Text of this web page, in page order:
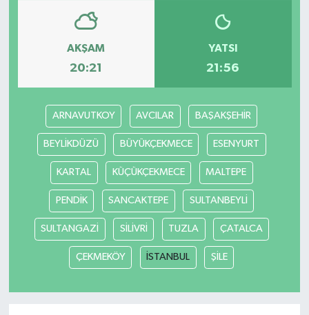
AKŞAM
20:21
YATSI
21:56
ARNAVUTKOY AVCILAR BAŞAKŞEHİR
BEYLİKDÜZÜ BÜYÜKÇEKMECE ESENYURT
KARTAL KÜÇÜKÇEKMECE MALTEPE
PENDİK SANCAKTEPE SULTANBEYLİ
SULTANGAZİ SİLİVRİ TUZLA ÇATALCA
ÇEKMEKÖY İSTANBUL ŞİLE